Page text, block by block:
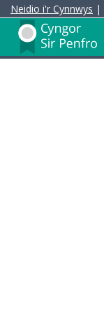
Neidio i'r Cynnwys |